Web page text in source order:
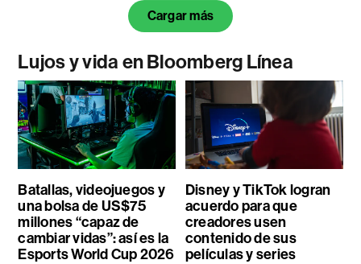
Cargar más
Lujos y vida en Bloomberg Línea
Batallas, videojuegos y
una bolsa de US$75
millones “capaz de
cambiar vidas”: así es la
Esports World Cup 2026
Disney y TikTok logran
acuerdo para que
creadores usen
contenido de sus
películas y series